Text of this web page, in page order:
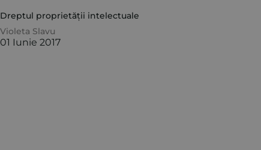
Dreptul proprietății intelectuale
Violeta Slavu
01 Iunie 2017